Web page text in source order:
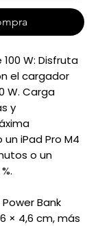
W: Disfruta
el cargador
W. Carga
y
iPad Pro M4
o un
Bank
× 4,6 cm, más